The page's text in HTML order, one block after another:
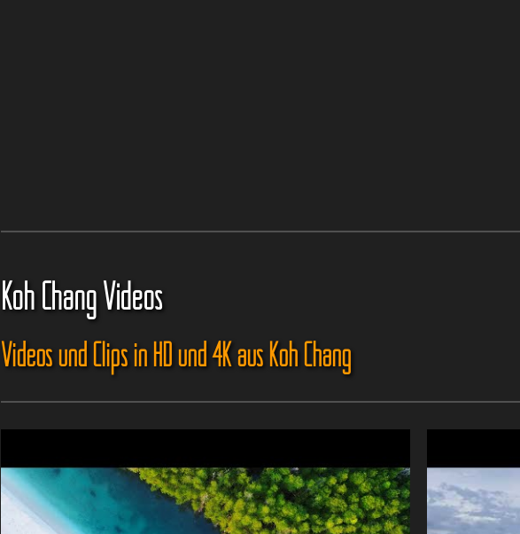
Koh Chang Videos
Videos und Clips in HD und 4K aus Koh Chang